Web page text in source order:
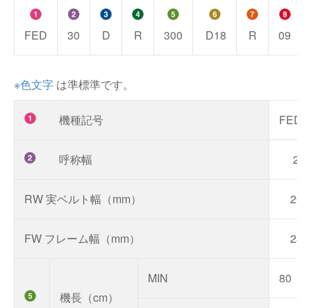
FED 30 D R 300 D18 R 09
※色文字 は準標準です。
機種記号 FED
呼称幅 20
RW 実ベルト幅（mm） 202
FW フレーム幅（mm） 280
機長（cm）
MIN 80